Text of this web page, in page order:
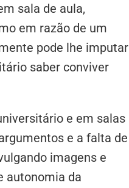
sala de aula,
em razão de um
pode lhe imputar
saber conviver
e em salas
e a falta de
imagens e
autonomia da